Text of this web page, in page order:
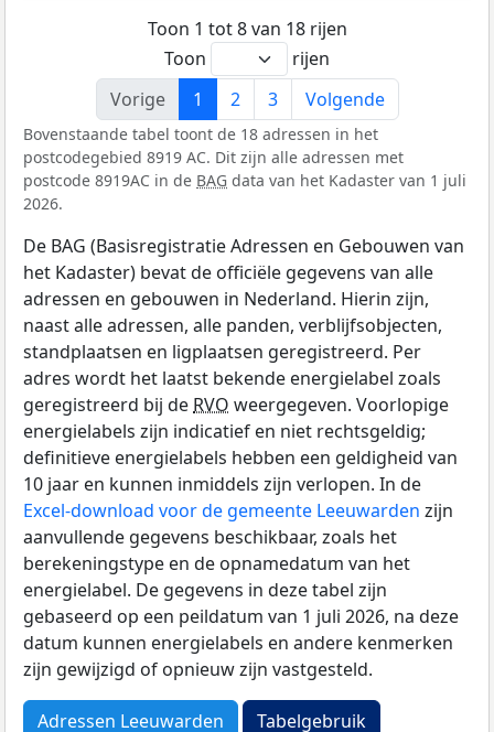
Toon 1 tot 8 van 18 rijen
Toon
rijen
Vorige
1 2 3 Volgende
Bovenstaande tabel toont de 18 adressen in het
postcodegebied 8919 AC. Dit zijn alle adressen met
postcode 8919AC in de BAG data van het Kadaster van 1 juli
2026.
De BAG (Basisregistratie Adressen en Gebouwen van
het Kadaster) bevat de officiële gegevens van alle
adressen en gebouwen in Nederland. Hierin zijn,
naast alle adressen, alle panden, verblijfsobjecten,
standplaatsen en ligplaatsen geregistreerd. Per
adres wordt het laatst bekende energielabel zoals
geregistreerd bij de RVO weergegeven. Voorlopige
energielabels zijn indicatief en niet rechtsgeldig;
definitieve energielabels hebben een geldigheid van
10 jaar en kunnen inmiddels zijn verlopen. In de
Excel-download voor de gemeente Leeuwarden zijn
aanvullende gegevens beschikbaar, zoals het
berekeningstype en de opnamedatum van het
energielabel. De gegevens in deze tabel zijn
gebaseerd op een peildatum van 1 juli 2026, na deze
datum kunnen energielabels en andere kenmerken
zijn gewijzigd of opnieuw zijn vastgesteld.
Adressen Leeuwarden Tabelgebruik